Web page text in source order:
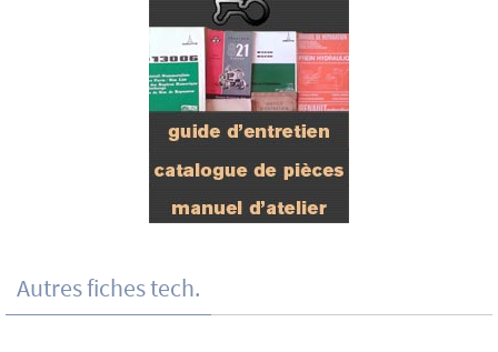
Autres fiches tech.